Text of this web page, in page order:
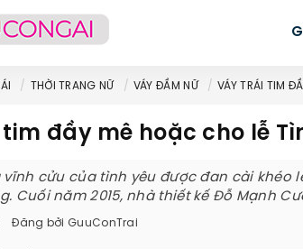
THỜI TRANG NỮ VÁY ĐẦM NỮ VÁY TRÁI TIM
đầy mê hoặc cho lễ
vĩnh cửu của tình yêu được đan cài khéo
Cuối năm 2015, nhà thiết kế Đỗ Mạnh
Đăng bởi GuuConTrai